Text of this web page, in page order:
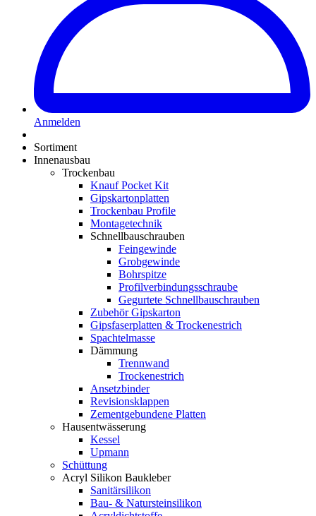
Anmelden
Sortiment
Innenausbau
Trockenbau
Knauf Pocket Kit
Gipskartonplatten
Trockenbau Profile
Montagetechnik
Schnellbauschrauben
Feingewinde
Grobgewinde
Bohrspitze
Profilverbindungsschraube
Gegurtete Schnellbauschrauben
Zubehör Gipskarton
Gipsfaserplatten & Trockenestrich
Spachtelmasse
Dämmung
Trennwand
Trockenestrich
Ansetzbinder
Revisionsklappen
Zementgebundene Platten
Hausentwässerung
Kessel
Upmann
Schüttung
Acryl Silikon Baukleber
Sanitärsilikon
Bau- & Natursteinsilikon